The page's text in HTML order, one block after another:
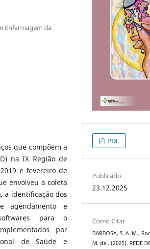
Enfermagem da
que compõem a
na IX Região de
e fevereiro de
envolveu a coleta
a identificação dos
agendamento e
para o
por
de Saúde e
PDF
Publicado
23.12.2025
Como Citar
BARBOSA, S. A. M.,
M. de . (2025). REDE